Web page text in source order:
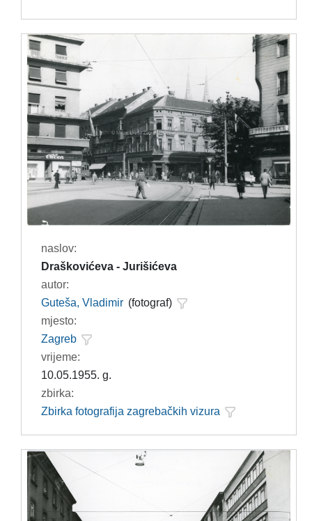
naslov:
Draškovićeva - Jurišićeva
autor:
Guteša, Vladimir (fotograf)
mjesto:
Zagreb
vrijeme:
10.05.1955. g.
zbirka:
Zbirka fotografija zagrebačkih vizura